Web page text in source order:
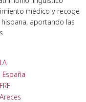
médico y recoge
aportando las